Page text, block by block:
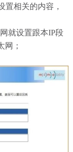
置相关的内容，
就设置跟本IP段
网；